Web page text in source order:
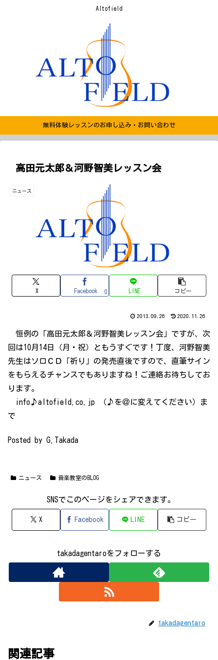
Altofield
無料体験レッスンのお申し込み・お問い合わせ
高田元太郎＆河野智美レッスン会
ニュース
X Facebook 0 LINE コピー
2013.09.26 2020.11.26
恒例の「高田元太郎＆河野智美レッスン会」ですが、次
回は10月14日（月・祝）ともうすぐです！丁度、河野智美
先生はソロＣＤ「祈り」の発売直後ですので、直筆サイン
をもらえるチャンスでもありますね！ご連絡お待ちしてお
ります。
info♪altofield.co.jp （♪を＠に変えてください）ま
で
Posted by G.Takada
ニュース 音楽教室のBLOG
SNSでこのページをシェアできます｡
X Facebook LINE コピー
takadagentaroをフォローする
takadagentaro
関連記事